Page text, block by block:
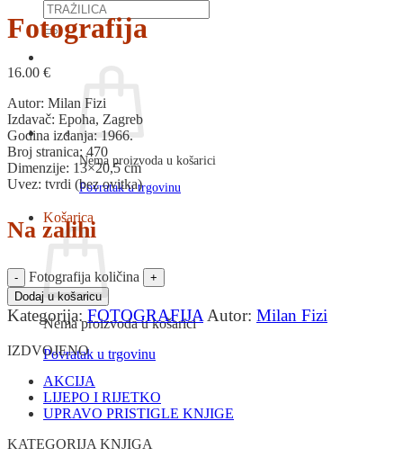
Nema proizvoda u košarici
Povratak u trgovinu
Košarica
Nema proizvoda u košarici
Povratak u trgovinu
Fotografija
16.00 €
Autor: Milan Fizi
Izdavač: Epoha, Zagreb
Godina izdanja: 1966.
Broj stranica: 470
Dimenzije: 13×20,5 cm
Uvez: tvrdi (bez ovitka)
Na zalihi
Fotografija količina
Dodaj u košaricu
Kategorija: FOTOGRAFIJA Autor: Milan Fizi
IZDVOJENO
AKCIJA
LIJEPO I RIJETKO
UPRAVO PRISTIGLE KNJIGE
KATEGORIJA KNJIGA